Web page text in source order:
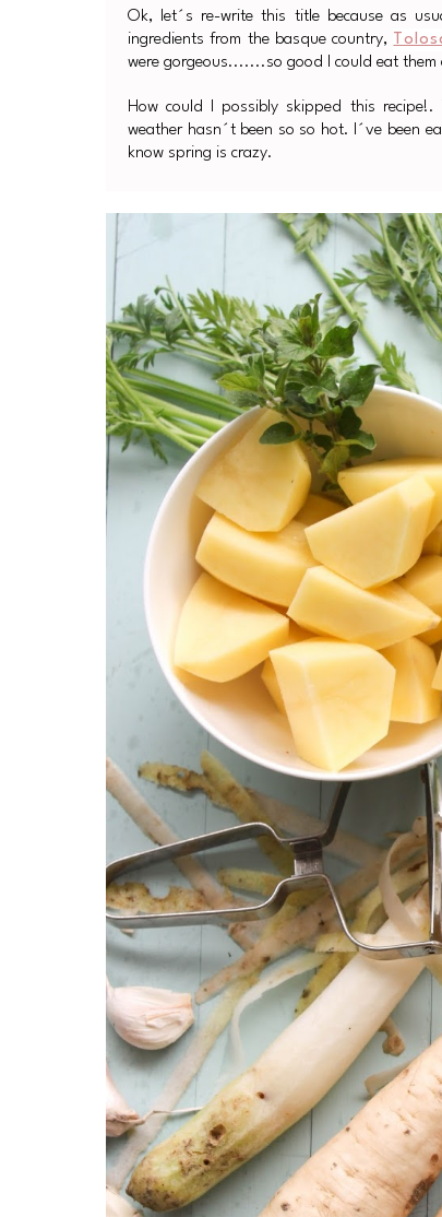
Ok, let´s re-write this title because as
ingredients from the basque country,
were gorgeous.......so good I could eat them
How could I possibly skipped this
weather hasn´t been so so hot. I´ve been
know spring is crazy.